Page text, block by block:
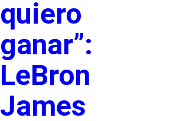
quiero
ganar”:
LeBron
James